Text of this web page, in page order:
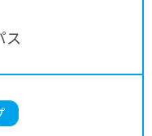
ス